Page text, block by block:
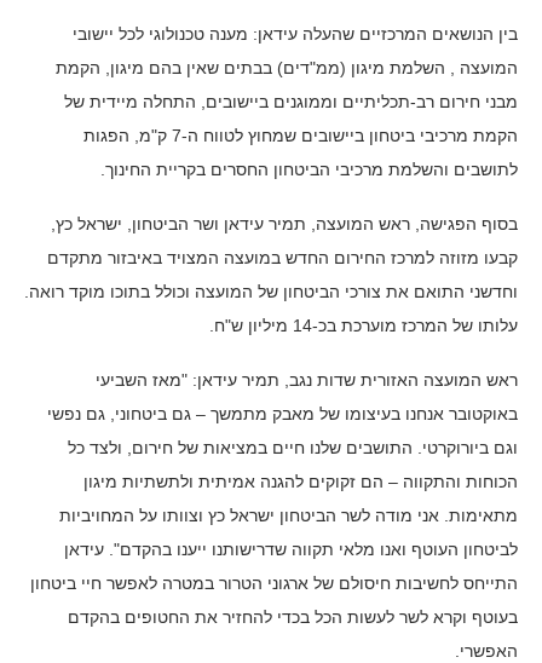
בין הנושאים המרכזיים שהעלה עידאן: מענה טכנולוגי לכל יישובי
המועצה , השלמת מיגון (ממ"דים) בבתים שאין בהם מיגון, הקמת
מבני חירום רב-תכליתיים וממוגנים ביישובים, התחלה מיידית של
הקמת מרכיבי ביטחון ביישובים שמחוץ לטווח ה-7 ק"מ, הפגות
לתושבים והשלמת מרכיבי הביטחון החסרים בקריית החינוך.
בסוף הפגישה, ראש המועצה, תמיר עידאן ושר הביטחון, ישראל כץ,
קבעו מזוזה למרכז החירום החדש במועצה המצויד באיבזור מתקדם
וחדשני התואם את צורכי הביטחון של המועצה וכולל בתוכו מוקד רואה.
עלותו של המרכז מוערכת בכ-14 מיליון ש"ח.
ראש המועצה האזורית שדות נגב, תמיר עידאן: "מאז השביעי
באוקטובר אנחנו בעיצומו של מאבק מתמשך – גם ביטחוני, גם נפשי
וגם ביורוקרטי. התושבים שלנו חיים במציאות של חירום, ולצד כל
הכוחות והתקווה – הם זקוקים להגנה אמיתית ולתשתיות מיגון
מתאימות. אני מודה לשר הביטחון ישראל כץ וצוותו על המחויביות
לביטחון העוטף ואנו מלאי תקווה שדרישותנו ייענו בהקדם". עידאן
התייחס לחשיבות חיסולם של ארגוני הטרור במטרה לאפשר חיי ביטחון
בעוטף וקרא לשר לעשות הכל בכדי להחזיר את החטופים בהקדם
האפשרי.